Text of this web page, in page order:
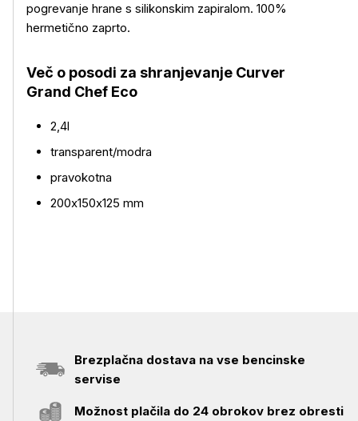
pogrevanje hrane s silikonskim zapiralom. 100%
hermetično zaprto.
Več o posodi za shranjevanje Curver
Grand Chef Eco
2,4l
transparent/modra
pravokotna
200x150x125 mm
Brezplačna dostava na vse bencinske
servise
Možnost plačila do 24 obrokov brez obresti